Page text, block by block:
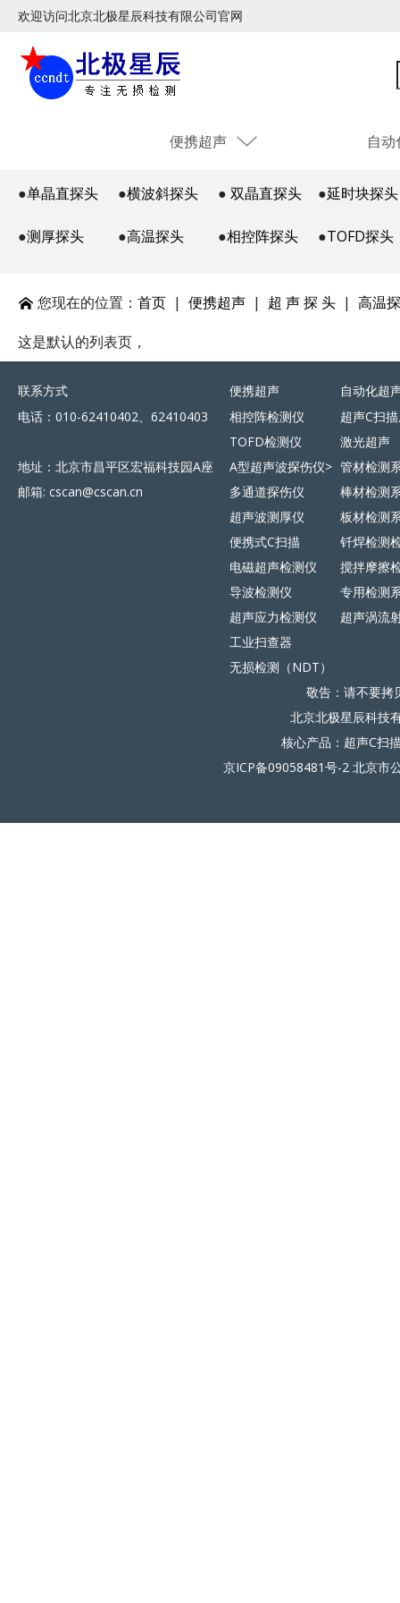
欢迎访问北京北极星辰科技有限公司官网
便携超声 自
●单晶直探头 ●横波斜探头 ● 双晶直探头 ●延时块探头
●测厚探头 ●高温探头 ●相控阵探头 ●TOFD探头
您现在的位置： 首页| 便携超声| 超 声 探 头| 高温
这是默认的列表页，
联系方式 便携超声 自动化超
电话：010-62410402、62410403
地址：北京市昌平区宏福科技园A座
邮箱: cscan@cscan.cn
相控阵检测仪
TOFD检测仪
A型超声波探伤仪>
多通道探伤仪
超声波测厚仪
便携式C扫描
电磁超声检测仪
导波检测仪
超声应力检测仪
工业扫查器
无损检测（NDT）
超声C扫
激光超声
管材检测
棒材检测
板材检测
钎焊检测
搅拌摩擦
专用检测
超声涡流
敬告：请不要拷
北京北极星辰科技
核心产品：超声C扫
京ICP备09058481号-2 北京市